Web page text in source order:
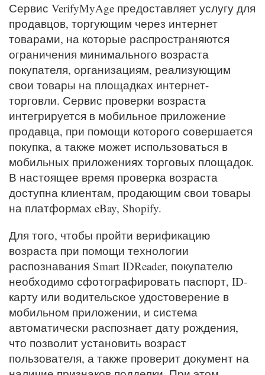
Сервис VerifyMyAge предоставляет услугу для
продавцов, торгующим через интернет
товарами, на которые распространяются
ограничения минимального возраста
покупателя, организациям, реализующим
свои товары на площадках интернет-
торговли. Сервис проверки возраста
интегрируется в мобильное приложение
продавца, при помощи которого совершается
покупка, а также может использоваться в
мобильных приложениях торговых площадок.
В настоящее время проверка возраста
доступна клиентам, продающим свои товары
на платформах eBay, Shopify.
Для того, чтобы пройти верификацию
возраста при помощи технологии
распознавания Smart IDReader, покупателю
необходимо сфотографировать паспорт, ID-
карту или водительское удостоверение в
мобильном приложении, и система
автоматически распознает дату рождения,
что позволит установить возраст
пользователя, а также проверит документ на